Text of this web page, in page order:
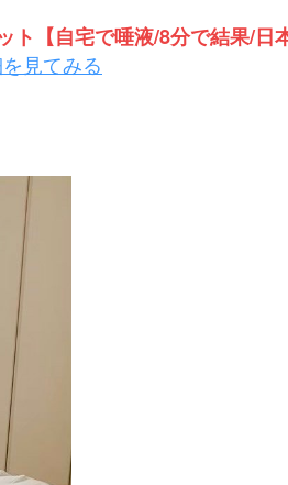
ト【自宅で唾液/8分で結果/日
見てみる